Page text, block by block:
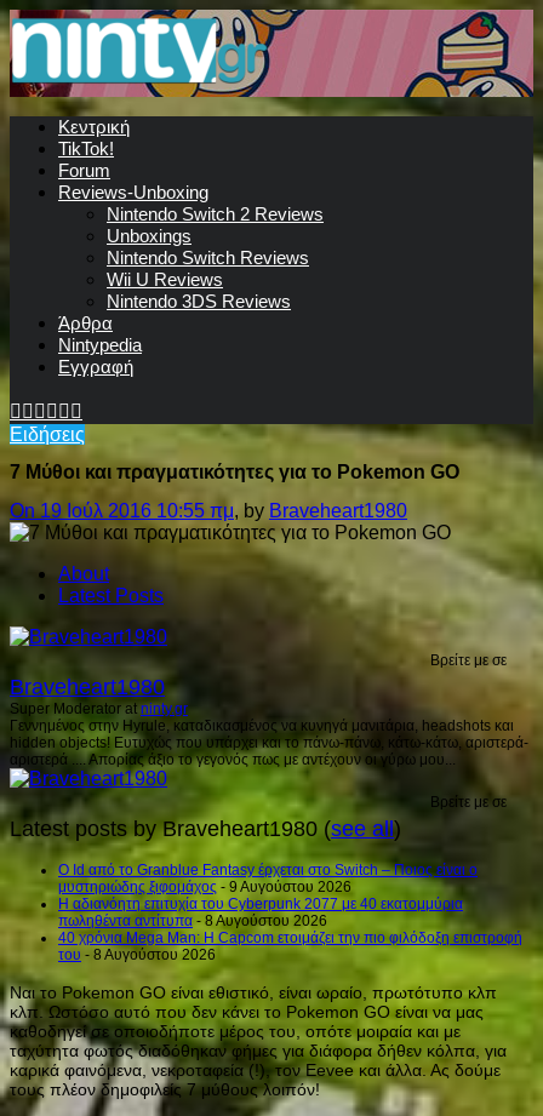
Κεντρική
TikTok!
Forum
Reviews-Unboxing
Nintendo Switch 2 Reviews
Unboxings
Nintendo Switch Reviews
Wii U Reviews
Nintendo 3DS Reviews
Άρθρα
Nintypedia
Εγγραφή
Ειδήσεις
7 Μύθοι και πραγματικότητες για το Pokemon GO
On 19 Ιούλ 2016 10:55 πμ, by Braveheart1980
About
Latest Posts
Βρείτε με σε
Braveheart1980
Super Moderatorat ninty.gr
Γεννημένος στην Hyrule, καταδικασμένος να κυνηγά μανιτάρια, headshots και
hidden objects! Ευτυχώς που υπάρχει και το πάνω-πάνω, κάτω-κάτω, αριστερά-
αριστερά .... Απορίας άξιο το γεγονός πως με αντέχουν οι γύρω μου...
Βρείτε με σε
Latest posts by Braveheart1980 (see all)
Ο Id από το Granblue Fantasy έρχεται στο Switch – Ποιος είναι ο
μυστηριώδης ξιφομάχος - 9 Αυγούστου 2026
H αδιανόητη επιτυχία του Cyberpunk 2077 με 40 εκατομμύρια
πωληθέντα αντίτυπα - 8 Αυγούστου 2026
40 χρόνια Mega Man: Η Capcom ετοιμάζει την πιο φιλόδοξη επιστροφή
του - 8 Αυγούστου 2026
Ναι το Pokemon GO είναι εθιστικό, είναι ωραίο, πρωτότυπο κλπ
κλπ. Ωστόσο αυτό που δεν κάνει το Pokemon GO είναι να μας
καθοδηγεί σε οποιοδήποτε μέρος του, οπότε μοιραία και με
ταχύτητα φωτός διαδόθηκαν φήμες για διάφορα δήθεν κόλπα, για
καρικά φαινόμενα, νεκροταφεία (!), τον Eevee και άλλα. Ας δούμε
τους πλέον δημοφιλείς 7 μύθους λοιπόν!